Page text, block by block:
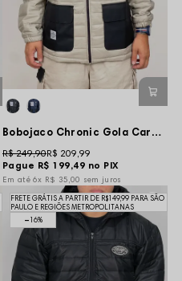
Bobojaco Chronic Gola Careca Tag World Refletivo - Bege
Pague R$ 199,49 no PIX
R$ 249,90R$ 209,99
6x R$ 35,00 sem juros
16%
FRETE GRÁTIS A PARTIR DE R$149,99 PARA SÃO
PAULO E REGIÕES METROPOLITANAS